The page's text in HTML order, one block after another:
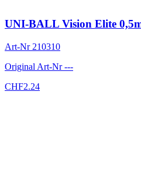
UNI-BALL Vision Elite
Art-Nr 210310
Original Art-Nr---
CHF2.24